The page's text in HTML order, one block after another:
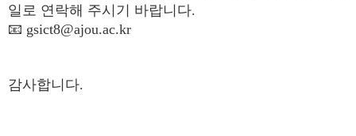
일로 연락해 주시기 바랍니다.
📧 gsict8@ajou.ac.kr
감사합니다.